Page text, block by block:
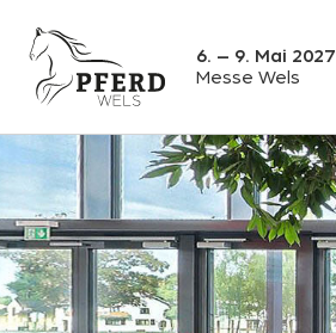
6. – 9. Mai 2027
Messe Wels